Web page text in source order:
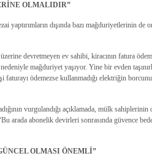
OLMALIDIR”
yaptırımların dışında bazı mağduriyetlerinin de
devretmeyen ev sahibi, kiracının fatura
mağduriyet yaşıyor. Yine bir evden
faturayı ödemezse kullanmadığı elektriğin
vurgulandığı açıklamada, mülk
arada abonelik devirleri sonrasında güvence
OLMASI ÖNEMLİ”